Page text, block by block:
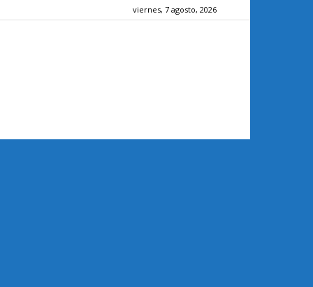
viernes, 7 agosto, 2026